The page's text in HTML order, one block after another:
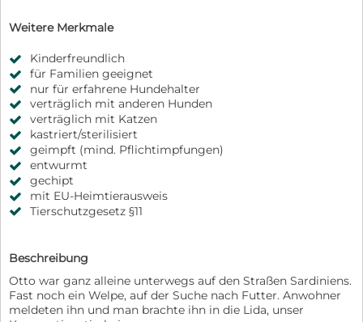
Weitere Merkmale
Kinderfreundlich
für Familien geeignet
nur für erfahrene Hundehalter
verträglich mit anderen Hunden
verträglich mit Katzen
kastriert/sterilisiert
geimpft (mind. Pflichtimpfungen)
entwurmt
gechipt
mit EU-Heimtierausweis
Tierschutzgesetz §11
Beschreibung
Otto war ganz alleine unterwegs auf den Straßen Sardiniens.
Fast noch ein Welpe, auf der Suche nach Futter. Anwohner
meldeten ihn und man brachte ihn in die Lida, unser